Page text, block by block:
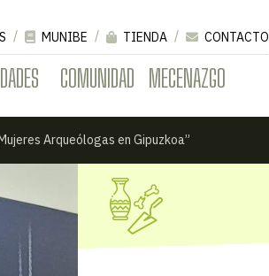
COMUNIDAD MECENAZGO
MUNIBE TIENDA
CONTACTO
Arqueólogas en Gipuzkoa”